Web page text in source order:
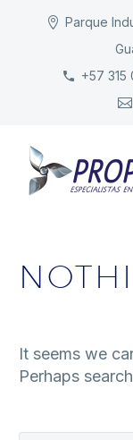
Parque
+57 315
INICIO
It seems we
Perhaps